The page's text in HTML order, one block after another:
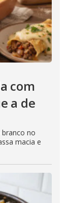
com
a de
no
macia e